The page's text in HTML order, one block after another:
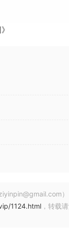
“slices“ into a
stutter
1124.html ，转载